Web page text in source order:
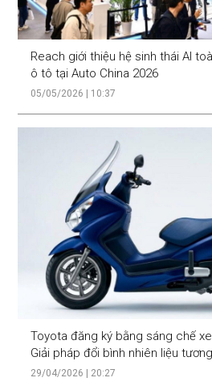
Reach giới thiệu hệ sinh thái AI
ô tô tại Auto China 2026
05/05/2026 | 10:37
Toyota đăng ký bằng sáng chế
Giải pháp đổi bình nhiên liệu
29/04/2026 | 20:27